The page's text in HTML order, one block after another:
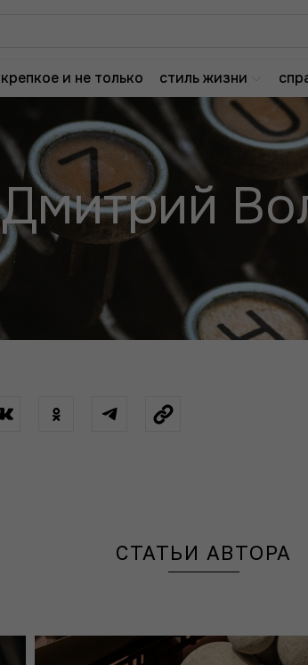
крепкое и не только стиль жизни
Дмитрий
СТАТЬИ АВТОРА